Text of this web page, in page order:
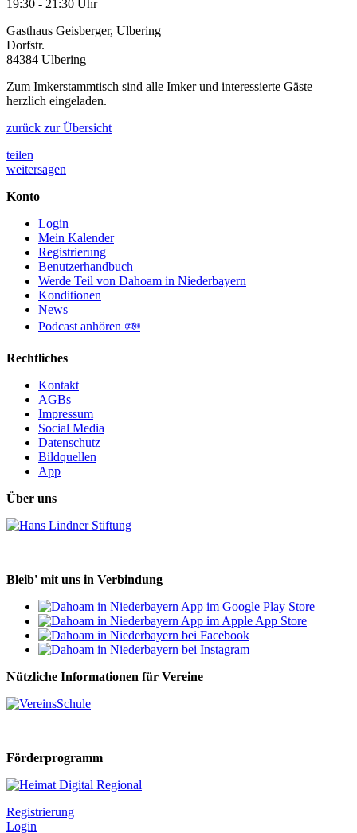
19:30 - 21:30 Uhr
Gasthaus Geisberger, Ulbering
Dorfstr.
84384 Ulbering
Zum Imkerstammtisch sind alle Imker und interessierte Gäste
herzlich eingeladen.
zurück zur Übersicht
teilen
weitersagen
Konto
Login
Mein Kalender
Registrierung
Benutzerhandbuch
Werde Teil von Dahoam in Niederbayern
Konditionen
News
Podcast anhören 🕬
Rechtliches
Kontakt
AGBs
Impressum
Social Media
Datenschutz
Bildquellen
App
Über uns
Bleib' mit uns in Verbindung
Nützliche Informationen für Vereine
Förderprogramm
Registrierung
Login